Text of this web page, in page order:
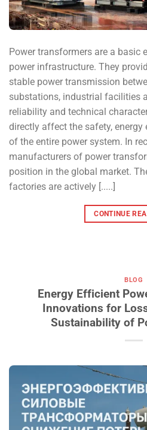
Power transformers are a basic
power infrastructure. They
stable power transmission
substations, industrial facilities
reliability and technical
directly affect the safety,
of the entire power system. In
manufacturers of power
position in the global market.
factories are actively [.....]
CONTINUE
BLOG
Energy Efficient
Innovations for
Sustainability of